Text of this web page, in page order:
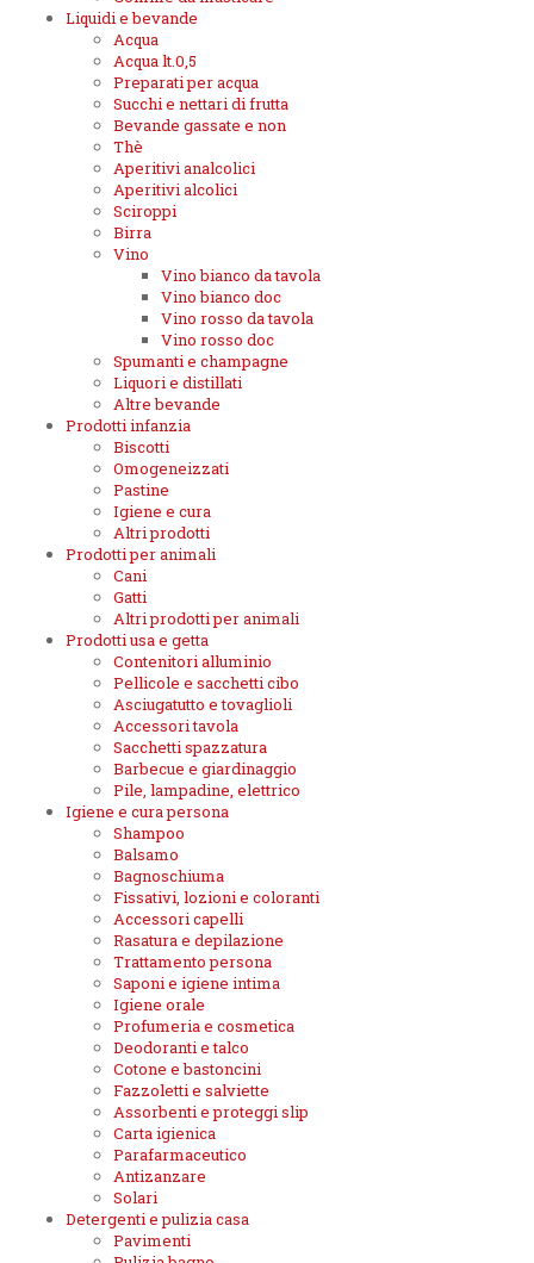
Liquidi e bevande
Acqua
Acqua lt.0,5
Preparati per acqua
Succhi e nettari di frutta
Bevande gassate e non
Thè
Aperitivi analcolici
Aperitivi alcolici
Sciroppi
Birra
Vino
Vino bianco da tavola
Vino bianco doc
Vino rosso da tavola
Vino rosso doc
Spumanti e champagne
Liquori e distillati
Altre bevande
Prodotti infanzia
Biscotti
Omogeneizzati
Pastine
Igiene e cura
Altri prodotti
Prodotti per animali
Cani
Gatti
Altri prodotti per animali
Prodotti usa e getta
Contenitori alluminio
Pellicole e sacchetti cibo
Asciugatutto e tovaglioli
Accessori tavola
Sacchetti spazzatura
Barbecue e giardinaggio
Pile, lampadine, elettrico
Igiene e cura persona
Shampoo
Balsamo
Bagnoschiuma
Fissativi, lozioni e coloranti
Accessori capelli
Rasatura e depilazione
Trattamento persona
Saponi e igiene intima
Igiene orale
Profumeria e cosmetica
Deodoranti e talco
Cotone e bastoncini
Fazzoletti e salviette
Assorbenti e proteggi slip
Carta igienica
Parafarmaceutico
Antizanzare
Solari
Detergenti e pulizia casa
Pavimenti